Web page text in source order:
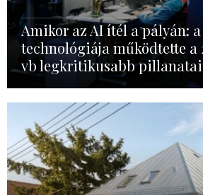
Amikor az AI ítél a pályán:
technológiája működtette a
vb legkritikusabb